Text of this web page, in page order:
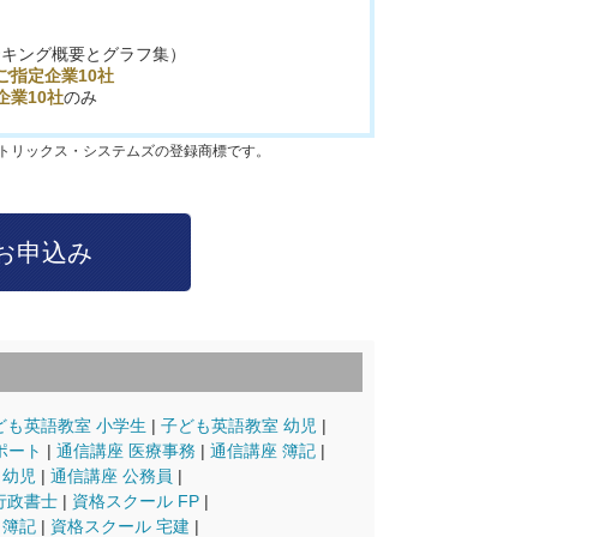
ング概要とグラフ集）
指定企業10社
業10社のみ
ックス・システムズの登録商標です。
も英語教室 小学生
子ども英語教室 幼児
ート 通信講座 医療事務
通信講座 簿記
児
通信講座 公務員
政書士
資格スクール FP
記 資格スクール 宅建